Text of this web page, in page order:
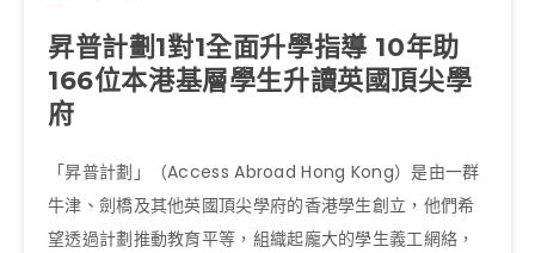
昇普計劃1對1全面升學指導 10年助
166位本港基層學生升讀英國頂尖學
府
「昇普計劃」（Access Abroad Hong Kong）是由一群
牛津、劍橋及其他英國頂尖學府的香港學生創立，他們希
望透過計劃推動教育平等，組織起龐大的學生義工網絡，